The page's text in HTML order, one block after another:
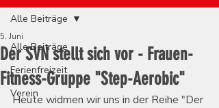
Alle Beiträge
Ferienfreizeit
Verein
Alle Beiträge
Der SVN stellt sich vor - Frauen-
Fitness-Gruppe "Step-Aerobic"
5. Juni
Heute widmen wir uns in der Reihe "Der